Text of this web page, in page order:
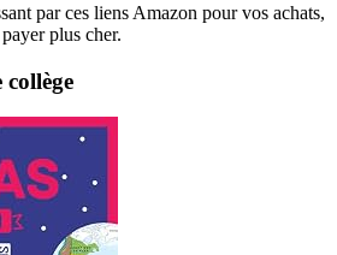
par ces liens Amazon pour vos achats,
plus cher.